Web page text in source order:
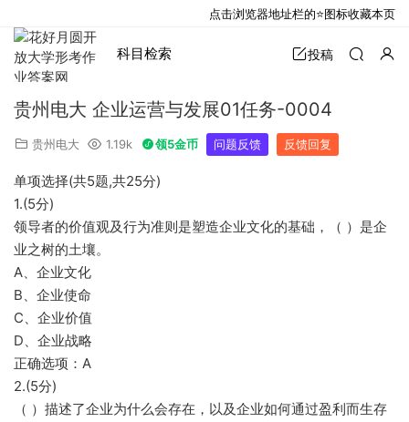
科目检索 投稿
贵州电大 企业运营与发展01任务-0004
贵州电大 1.19k 领5金币 问题反馈 反馈回复
单项选择(共5题,共25分)
1.(5分)
领导者的价值观及行为准则是塑造企业文化的基础，（ ）是企
业之树的土壤。
A、企业文化
B、企业使命
C、企业价值
D、企业战略
正确选项：A
2.(5分)
（ ）描述了企业为什么会存在，以及企业如何通过盈利而生存
点击浏览器地址栏的⭐图标收藏本页